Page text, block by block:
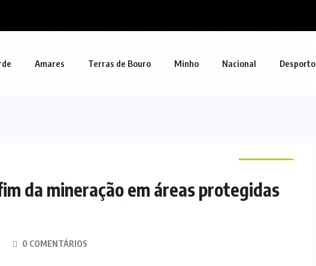
Amares Terras de Bouro Minho Nacional Desporto
da mineração em áreas protegidas
0 COMENTÁRIOS